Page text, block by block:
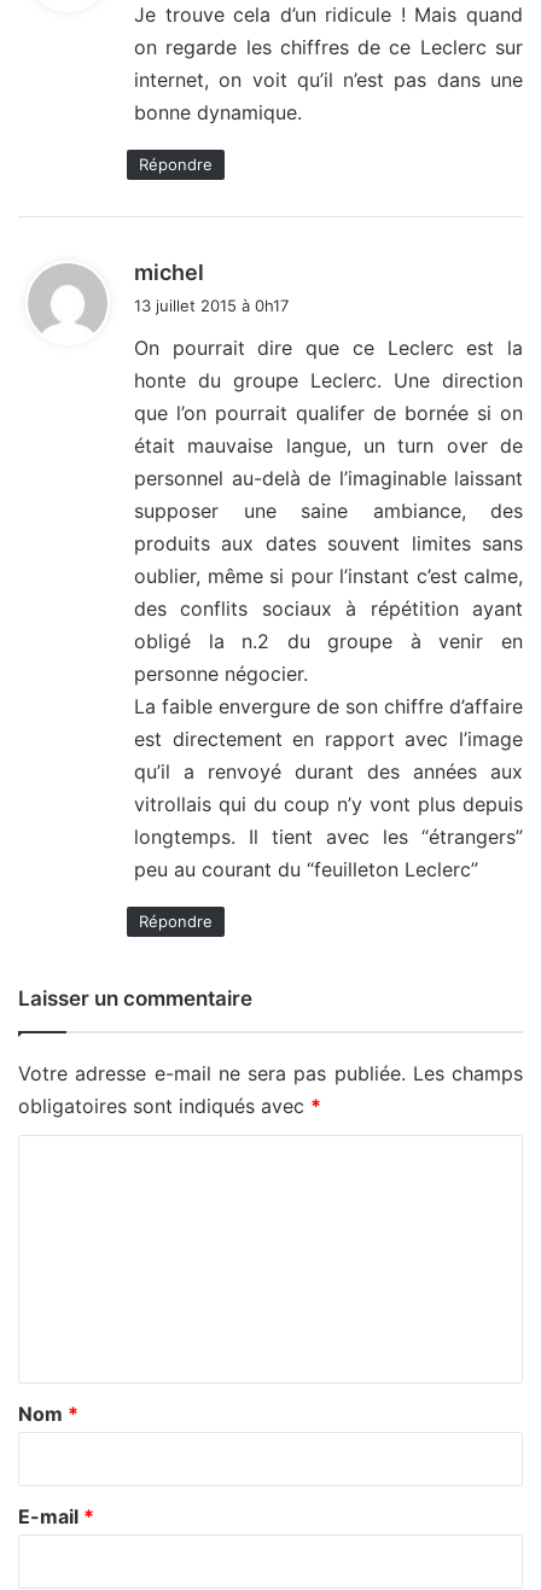
:
Je trouve cela d’un ridicule ! Mais quand
on regarde les chiffres de ce Leclerc sur
internet, on voit qu’il n’est pas dans une
bonne dynamique.
Répondre
michel
:
13 juillet 2015 à 0h17
On pourrait dire que ce Leclerc est la
honte du groupe Leclerc. Une direction
que l’on pourrait qualifer de bornée si on
était mauvaise langue, un turn over de
personnel au-delà de l’imaginable laissant
supposer une saine ambiance, des
produits aux dates souvent limites sans
oublier, même si pour l’instant c’est calme,
des conflits sociaux à répétition ayant
obligé la n.2 du groupe à venir en
personne négocier.
La faible envergure de son chiffre d’affaire
est directement en rapport avec l’image
qu’il a renvoyé durant des années aux
vitrollais qui du coup n’y vont plus depuis
longtemps. Il tient avec les “étrangers”
peu au courant du “feuilleton Leclerc”
Répondre
Laisser un commentaire
Votre adresse e-mail ne sera pas publiée. Les champs
obligatoires sont indiqués avec *
a
e
Nom *
E-mail *